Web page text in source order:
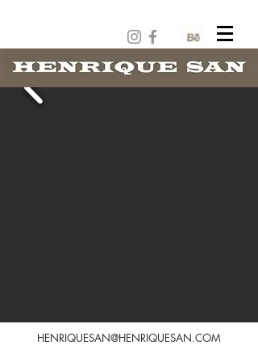
HENRIQUESAN@HENRIQUESAN.COM